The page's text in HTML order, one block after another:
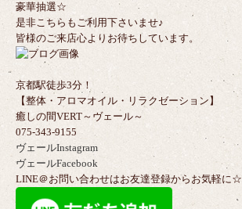
豪華抽選☆
是非こちらもご利用下さいませ♪
皆様のご来店心よりお待ちしています。
京都駅徒歩3分！
【整体・アロマオイル・リラクゼーション】
癒しの間VERT～ヴェール～
075-343-9155
ヴェールInstagram
ヴェールFacebook
LINE＠お問い合わせはお友達登録からお気軽に☆